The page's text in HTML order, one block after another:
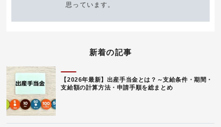
思っています。
新着の記事
【2026年最新】出産手当金とは？～支給条件・期間・
支給額の計算方法・申請手順を総まとめ